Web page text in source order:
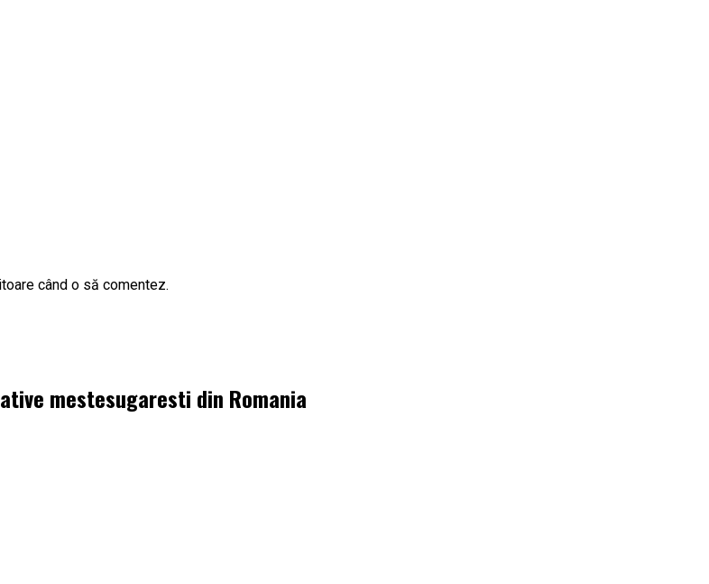
când o să comentez.
mestesugaresti din Romania